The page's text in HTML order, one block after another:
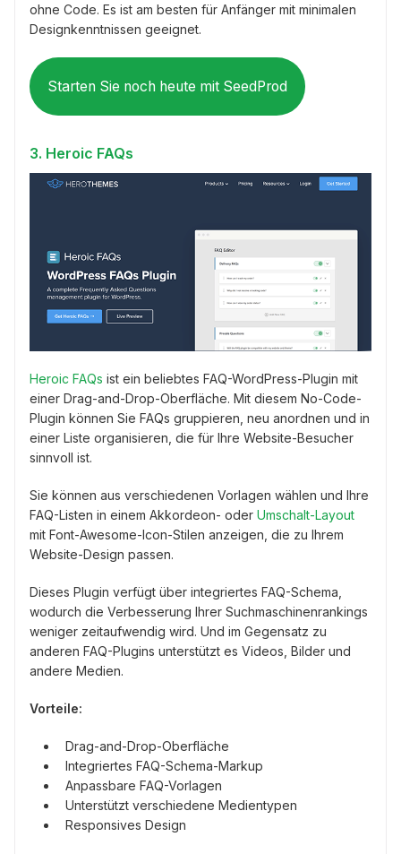
ohne Code. Es ist am besten für Anfänger mit minimalen
Designkenntnissen geeignet.
Starten Sie noch heute mit SeedProd
3. Heroic FAQs
Heroic FAQs ist ein beliebtes FAQ-WordPress-Plugin mit
einer Drag-and-Drop-Oberfläche. Mit diesem No-Code-
Plugin können Sie FAQs gruppieren, neu anordnen und in
einer Liste organisieren, die für Ihre Website-Besucher
sinnvoll ist.
Sie können aus verschiedenen Vorlagen wählen und Ihre
FAQ-Listen in einem Akkordeon- oder Umschalt-Layout
mit Font-Awesome-Icon-Stilen anzeigen, die zu Ihrem
Website-Design passen.
Dieses Plugin verfügt über integriertes FAQ-Schema,
wodurch die Verbesserung Ihrer Suchmaschinenrankings
weniger zeitaufwendig wird. Und im Gegensatz zu
anderen FAQ-Plugins unterstützt es Videos, Bilder und
andere Medien.
Vorteile:
Drag-and-Drop-Oberfläche
Integriertes FAQ-Schema-Markup
Anpassbare FAQ-Vorlagen
Unterstützt verschiedene Medientypen
Responsives Design